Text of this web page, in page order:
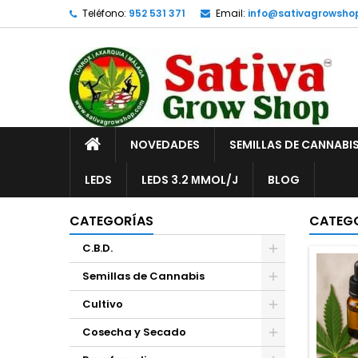
Teléfono: 952 531 371 Email:
INICIONOVEDADES SEMILLAS DE CANNABIS
LEDS LEDS 3.2 ΜMOL/J BLOG
CATEGORÍAS
C.B.D.
Semillas de Cannabis
Cultivo
Cosecha y Secado